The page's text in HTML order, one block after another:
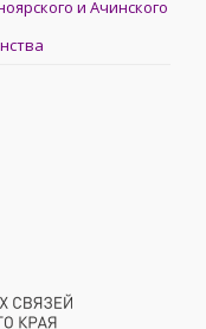
и Ачинского